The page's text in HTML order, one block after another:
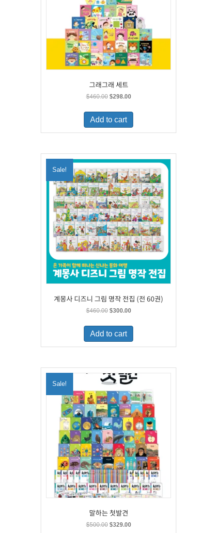
그래그래 세트
$460.00 Original
was:
$460.00.
$298.00Current
is:
Add to cart
Sale!
계몽사 디즈니 그림 명작 전집 (전 60권)
$460.00 Original
was:
$460.00.
$300.00Current
is:
Add to cart
Sale!
말하는 첫발견
$500.00 Original
$329.00Current